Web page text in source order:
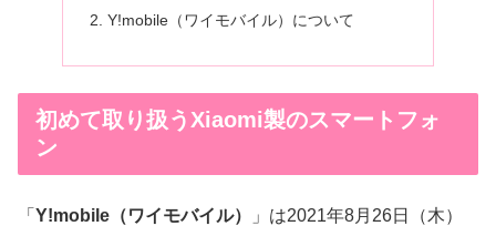
Y!mobile（ワイモバイル）について
初めて取り扱うXiaomi製のスマートフォ
ン
「 Y!mobile（ワイモバイル）
」は2021年8月26日（木）